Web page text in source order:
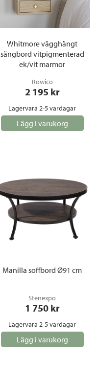
Whitmore vägghängt
sängbord vitpigmenterad
ek/vit marmor
Rowico
2 195 kr
Lagervara 2-5 vardagar
Lägg i varukorg
Manilla soffbord Ø91 cm
Stenexpo
1 750 kr
Lagervara 2-5 vardagar
Lägg i varukorg